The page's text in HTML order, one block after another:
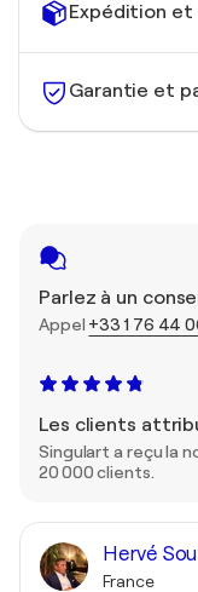
Expédition et
Garantie et
Parlez à un
Appel +33 1 76 44
Les clients
Singulart a reçu la
20 000 clients.
Hervé
France